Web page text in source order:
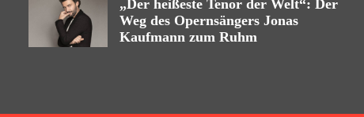
„Der heißeste Tenor der Welt“: Der
Weg des Opernsängers Jonas
Kaufmann zum Ruhm